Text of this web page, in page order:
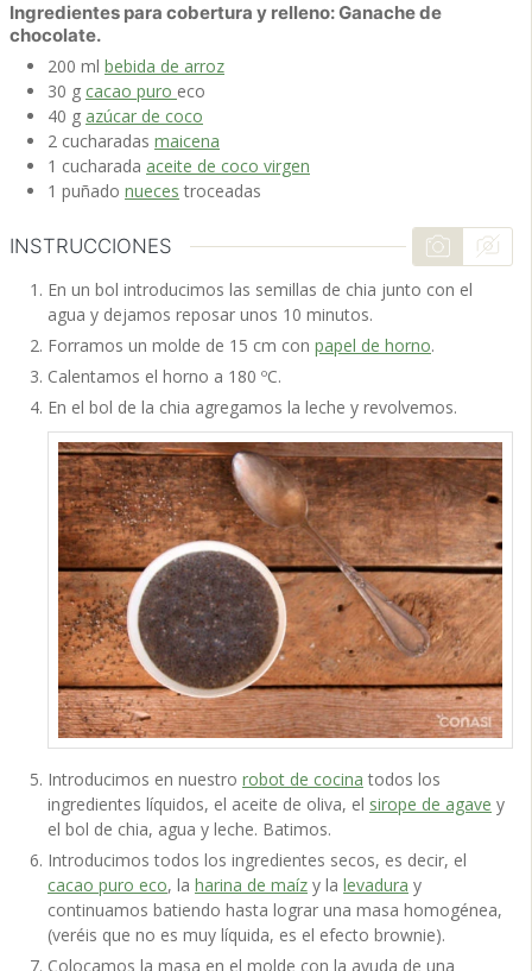
Ingredientes para cobertura y relleno: Ganache de
chocolate.
200 ml bebida de arroz
30 g cacao puro eco
40 g azúcar de coco
2 cucharadas maicena
1 cucharada aceite de coco virgen
1 puñado nueces troceadas
INSTRUCCIONES
En un bol introducimos las semillas de chia junto con el
agua y dejamos reposar unos 10 minutos.
Forramos un molde de 15 cm con papel de horno.
Calentamos el horno a 180 ºC.
En el bol de la chia agregamos la leche y revolvemos.
Introducimos en nuestro robot de cocina todos los
ingredientes líquidos, el aceite de oliva, el sirope de agave y
el bol de chia, agua y leche. Batimos.
Introducimos todos los ingredientes secos, es decir, el
cacao puro eco, la harina de maíz y la levadura y
continuamos batiendo hasta lograr una masa homogénea,
(veréis que no es muy líquida, es el efecto brownie).
Colocamos la masa en el molde con la ayuda de una